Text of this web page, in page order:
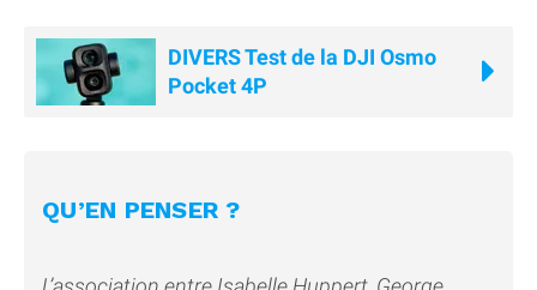
DIVERS Test de la DJI Osmo
Pocket 4P
QU’EN PENSER ?